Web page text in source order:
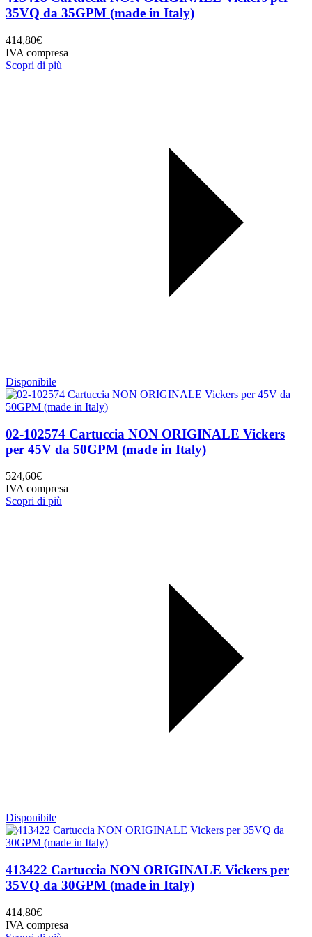
35VQ da 35GPM (made in Italy)
414,80€
IVA compresa
Scopri di più
Disponibile
02-102574 Cartuccia NON ORIGINALE Vickers
per 45V da 50GPM (made in Italy)
524,60€
IVA compresa
Scopri di più
Disponibile
413422 Cartuccia NON ORIGINALE Vickers per
35VQ da 30GPM (made in Italy)
414,80€
IVA compresa